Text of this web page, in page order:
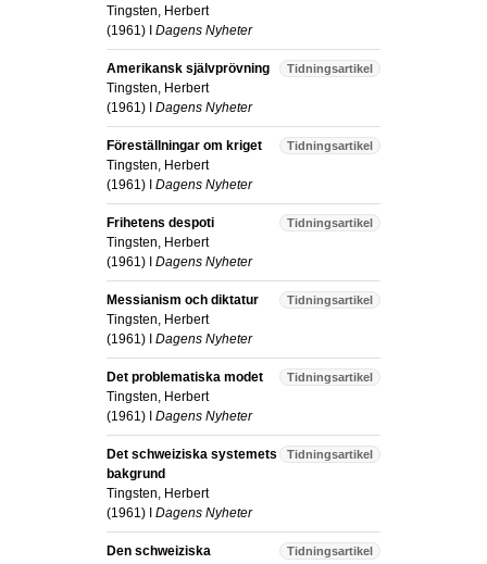
Tingsten, Herbert
(1961) I Dagens Nyheter
Tidningsartikel
Amerikansk självprövning
Tingsten, Herbert
(1961) I Dagens Nyheter
Tidningsartikel
Föreställningar om kriget
Tingsten, Herbert
(1961) I Dagens Nyheter
Tidningsartikel
Frihetens despoti
Tingsten, Herbert
(1961) I Dagens Nyheter
Tidningsartikel
Messianism och diktatur
Tingsten, Herbert
(1961) I Dagens Nyheter
Tidningsartikel
Det problematiska modet
Tingsten, Herbert
(1961) I Dagens Nyheter
Tidningsartikel
Det schweiziska systemets
bakgrund
Tingsten, Herbert
(1961) I Dagens Nyheter
Tidningsartikel
Den schweiziska